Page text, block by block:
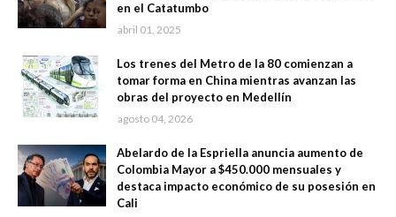
en el Catatumbo
abril 01, 2025
Los trenes del Metro de la 80 comienzan a
tomar forma en China mientras avanzan las
obras del proyecto en Medellín
agosto 04, 2026
Abelardo de la Espriella anuncia aumento de
Colombia Mayor a $450.000 mensuales y
destaca impacto económico de su posesión en
Cali